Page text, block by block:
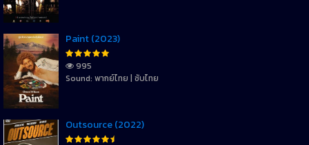
Paint (2023)
995
Sound: พากย์ไทย | ซับไทย
Outsource (2022)